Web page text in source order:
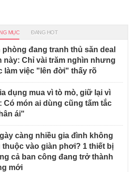
MỤC ĐANG HOT
phòng đang tranh thủ săn deal
này: Chỉ vài trăm nghìn nhưng
làm việc "lên đời" thấy rõ
dụng mua vì tò mò, giữ lại vì
Có món ai dùng cũng tấm tắc
ái"
càng nhiều gia đình không
thuộc vào giàn phơi? 1 thiết bị
cả ban công đang trở thành
mới